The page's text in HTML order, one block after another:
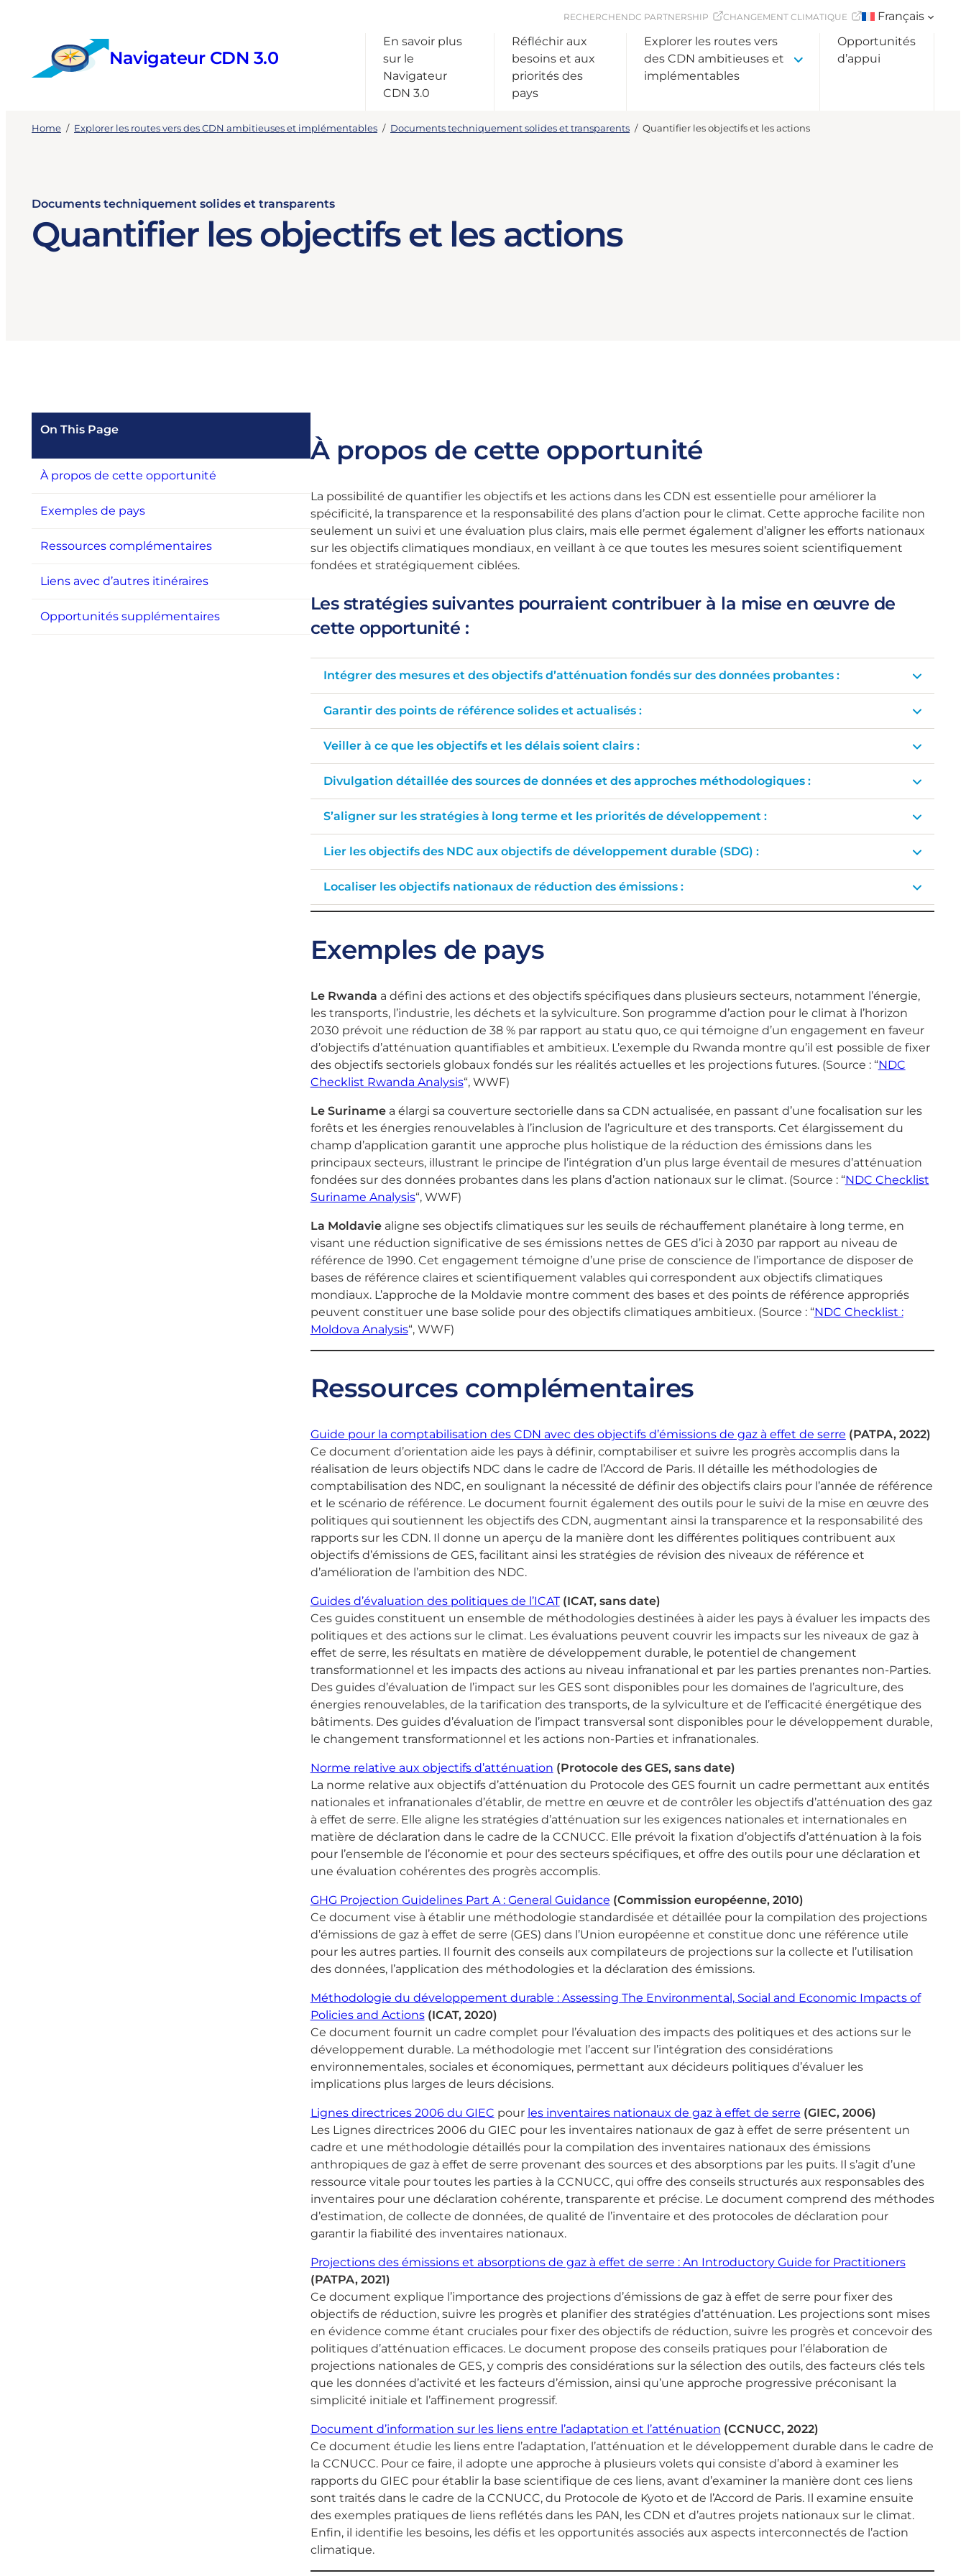
Navigateur CDN 3.0
RECHERCHENDC PARTNERSHIP CHANGEMENT CLIMATIQUE
Français
En savoir plus
sur le
Navigateur
CDN 3.0
Réfléchir aux
besoins et aux
priorités des
pays
Explorer les routes vers
des CDN ambitieuses et
implémentables
Opportunités
d’appui
Home / Explorer les routes vers des CDN ambitieuses et implémentables / Documents techniquement solides et transparents / Quantifier les objectifs et les actions
Documents techniquement solides et transparents
Quantifier les objectifs et les actions
On This Page
À propos de cette opportunité
Exemples de pays
Ressources complémentaires
Liens avec d’autres itinéraires
Opportunités supplémentaires
À propos de cette opportunité
La possibilité de quantifier les objectifs et les actions dans les CDN est essentielle pour améliorer la
spécificité, la transparence et la responsabilité des plans d’action pour le climat. Cette approche facilite non
seulement un suivi et une évaluation plus clairs, mais elle permet également d’aligner les efforts nationaux
sur les objectifs climatiques mondiaux, en veillant à ce que toutes les mesures soient scientifiquement
fondées et stratégiquement ciblées.
Les stratégies suivantes pourraient contribuer à la mise en œuvre de
cette opportunité :
Intégrer des mesures et des objectifs d’atténuation fondés sur des données probantes :
Garantir des points de référence solides et actualisés :
Veiller à ce que les objectifs et les délais soient clairs :
Divulgation détaillée des sources de données et des approches méthodologiques :
S’aligner sur les stratégies à long terme et les priorités de développement :
Lier les objectifs des NDC aux objectifs de développement durable (SDG) :
Localiser les objectifs nationaux de réduction des émissions :
Exemples de pays
Le Rwanda a défini des actions et des objectifs spécifiques dans plusieurs secteurs, notamment l’énergie,
les transports, l’industrie, les déchets et la sylviculture. Son programme d’action pour le climat à l’horizon
2030 prévoit une réduction de 38 % par rapport au statu quo, ce qui témoigne d’un engagement en faveur
d’objectifs d’atténuation quantifiables et ambitieux. L’exemple du Rwanda montre qu’il est possible de fixer
des objectifs sectoriels globaux fondés sur les réalités actuelles et les projections futures. (Source : “NDC
Checklist Rwanda Analysis“, WWF)
Le Surinamea élargi sa couverture sectorielle dans sa CDN actualisée, en passant d’une focalisation sur les
forêts et les énergies renouvelables à l’inclusion de l’agriculture et des transports. Cet élargissement du
champ d’application garantit une approche plus holistique de la réduction des émissions dans les
principaux secteurs, illustrant le principe de l’intégration d’un plus large éventail de mesures d’atténuation
fondées sur des données probantes dans les plans d’action nationaux sur le climat. (Source : “NDC Checklist
Suriname Analysis“, WWF)
La Moldaviealigne ses objectifs climatiques sur les seuils de réchauffement planétaire à long terme, en
visant une réduction significative de ses émissions nettes de GES d’ici à 2030 par rapport au niveau de
référence de 1990. Cet engagement témoigne d’une prise de conscience de l’importance de disposer de
bases de référence claires et scientifiquement valables qui correspondent aux objectifs climatiques
mondiaux. L’approche de la Moldavie montre comment des bases et des points de référence appropriés
peuvent constituer une base solide pour des objectifs climatiques ambitieux. (Source : “NDC Checklist :
Moldova Analysis“, WWF)
Ressources complémentaires
Guide pour la comptabilisation des CDN avec des objectifs d’émissions de gaz à effet de serre (PATPA, 2022)
Ce document d’orientation aide les pays à définir, comptabiliser et suivre les progrès accomplis dans la
réalisation de leurs objectifs NDC dans le cadre de l’Accord de Paris. Il détaille les méthodologies de
comptabilisation des NDC, en soulignant la nécessité de définir des objectifs clairs pour l’année de référence
et le scénario de référence. Le document fournit également des outils pour le suivi de la mise en œuvre des
politiques qui soutiennent les objectifs des CDN, augmentant ainsi la transparence et la responsabilité des
rapports sur les CDN. Il donne un aperçu de la manière dont les différentes politiques contribuent aux
objectifs d’émissions de GES, facilitant ainsi les stratégies de révision des niveaux de référence et
d’amélioration de l’ambition des NDC.
Guides d’évaluation des politiques de l’ICAT (ICAT, sans date)
Ces guides constituent un ensemble de méthodologies destinées à aider les pays à évaluer les impacts des
politiques et des actions sur le climat. Les évaluations peuvent couvrir les impacts sur les niveaux de gaz à
effet de serre, les résultats en matière de développement durable, le potentiel de changement
transformationnel et les impacts des actions au niveau infranational et par les parties prenantes non-Parties.
Des guides d’évaluation de l’impact sur les GES sont disponibles pour les domaines de l’agriculture, des
énergies renouvelables, de la tarification des transports, de la sylviculture et de l’efficacité énergétique des
bâtiments. Des guides d’évaluation de l’impact transversal sont disponibles pour le développement durable,
le changement transformationnel et les actions non-Parties et infranationales.
Norme relative aux objectifs d’atténuation (Protocole des GES, sans date)
La norme relative aux objectifs d’atténuation du Protocole des GES fournit un cadre permettant aux entités
nationales et infranationales d’établir, de mettre en œuvre et de contrôler les objectifs d’atténuation des gaz
à effet de serre. Elle aligne les stratégies d’atténuation sur les exigences nationales et internationales en
matière de déclaration dans le cadre de la CCNUCC. Elle prévoit la fixation d’objectifs d’atténuation à la fois
pour l’ensemble de l’économie et pour des secteurs spécifiques, et offre des outils pour une déclaration et
une évaluation cohérentes des progrès accomplis.
GHG Projection Guidelines Part A : General Guidance (Commission européenne, 2010)
Ce document vise à établir une méthodologie standardisée et détaillée pour la compilation des projections
d’émissions de gaz à effet de serre (GES) dans l’Union européenne et constitue donc une référence utile
pour les autres parties. Il fournit des conseils aux compilateurs de projections sur la collecte et l’utilisation
des données, l’application des méthodologies et la déclaration des émissions.
Méthodologie du développement durable : Assessing The Environmental, Social and Economic Impacts of
Policies and Actions(ICAT, 2020)
Ce document fournit un cadre complet pour l’évaluation des impacts des politiques et des actions sur le
développement durable. La méthodologie met l’accent sur l’intégration des considérations
environnementales, sociales et économiques, permettant aux décideurs politiques d’évaluer les
implications plus larges de leurs décisions.
Lignes directrices 2006 du GIEC pour les inventaires nationaux de gaz à effet de serre (GIEC, 2006)
Les Lignes directrices 2006 du GIEC pour les inventaires nationaux de gaz à effet de serre présentent un
cadre et une méthodologie détaillés pour la compilation des inventaires nationaux des émissions
anthropiques de gaz à effet de serre provenant des sources et des absorptions par les puits. Il s’agit d’une
ressource vitale pour toutes les parties à la CCNUCC, qui offre des conseils structurés aux responsables des
inventaires pour une déclaration cohérente, transparente et précise. Le document comprend des méthodes
d’estimation, de collecte de données, de qualité de l’inventaire et des protocoles de déclaration pour
garantir la fiabilité des inventaires nationaux.
Projections des émissions et absorptions de gaz à effet de serre : An Introductory Guide for Practitioners
(PATPA, 2021)
Ce document explique l’importance des projections d’émissions de gaz à effet de serre pour fixer des
objectifs de réduction, suivre les progrès et planifier des stratégies d’atténuation. Les projections sont mises
en évidence comme étant cruciales pour fixer des objectifs de réduction, suivre les progrès et concevoir des
politiques d’atténuation efficaces. Le document propose des conseils pratiques pour l’élaboration de
projections nationales de GES, y compris des considérations sur la sélection des outils, des facteurs clés tels
que les données d’activité et les facteurs d’émission, ainsi qu’une approche progressive préconisant la
simplicité initiale et l’affinement progressif.
Document d’information sur les liens entre l’adaptation et l’atténuation (CCNUCC, 2022)
Ce document étudie les liens entre l’adaptation, l’atténuation et le développement durable dans le cadre de
la CCNUCC. Pour ce faire, il adopte une approche à plusieurs volets qui consiste d’abord à examiner les
rapports du GIEC pour établir la base scientifique de ces liens, avant d’examiner la manière dont ces liens
sont traités dans le cadre de la CCNUCC, du Protocole de Kyoto et de l’Accord de Paris. Il examine ensuite
des exemples pratiques de liens reflétés dans les PAN, les CDN et d’autres projets nationaux sur le climat.
Enfin, il identifie les besoins, les défis et les opportunités associés aux aspects interconnectés de l’action
climatique.